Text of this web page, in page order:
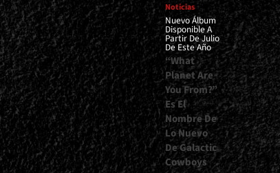
Noticias
Nuevo Álbum
Disponible A
Partir De Julio
De Este Año
“What
Planet Are
You From?”
Es El
Nombre De
Lo Nuevo
De Galactic
Cowboys